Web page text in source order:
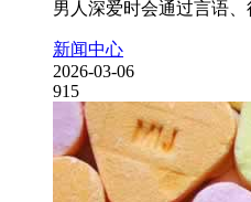
男人深爱时会通过言语
新闻中心
2026-03-06
915